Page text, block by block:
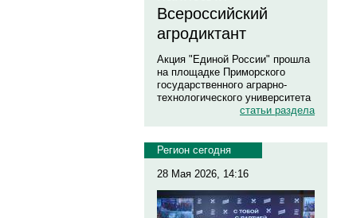
Всероссийский
агродиктант
Акция "Единой России" прошла
на площадке Приморского
государственного аграрно-
технологического университета
статьи раздела
Регион сегодня
28 Мая 2026, 14:16